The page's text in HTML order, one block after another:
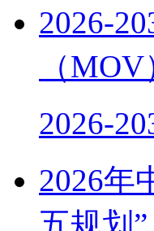
2026-
（
2026-
2026年
五规划”